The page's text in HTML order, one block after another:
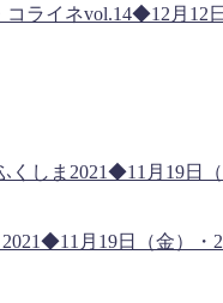
ライネvol.14◆12月12
2021◆11月19日（金